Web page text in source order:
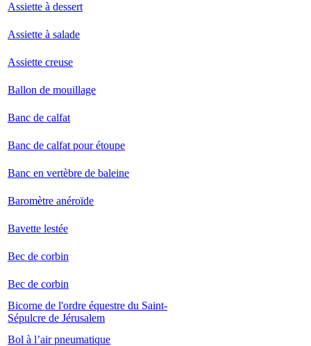
Assiette à dessert
Assiette à salade
Assiette creuse
Ballon de mouillage
Banc de calfat
Banc de calfat pour étoupe
Banc en vertèbre de baleine
Baromètre anéroïde
Bavette lestée
Bec de corbin
Bec de corbin
Bicorne de l'ordre équestre du Saint-
Sépulcre de Jérusalem
Bol à l’air pneumatique